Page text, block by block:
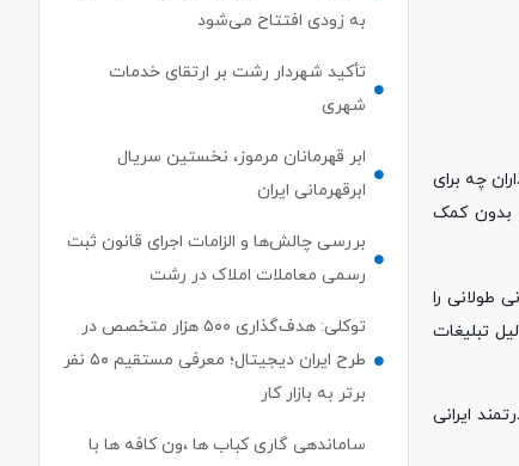
چه برای
بدون کمک
طولانی را
تبلیغات
ایرانی
به زودی افتتاح می‌شود
تأکید شهردار رشت بر ارتقای خدمات
شهری
ابر قهرمانان مرموز، نخستین سریال
ابرقهرمانی ایران
بررسی چالش‌ها و الزامات اجرای قانون ثبت
رسمی معاملات املاک در رشت
توکلی: هدف‌گذاری ۵۰۰ هزار متخصص در
طرح ایران دیجیتال؛ معرفی مستقیم ۵۰ نفر
برتر به بازار کار
ساماندهی گاری کباب ها ،ون کافه ها با